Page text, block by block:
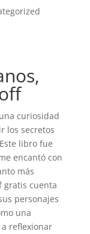
curiosidad
los secretos
libro fue
encantó con
más
gratis cuenta
personajes
una
reflexionar